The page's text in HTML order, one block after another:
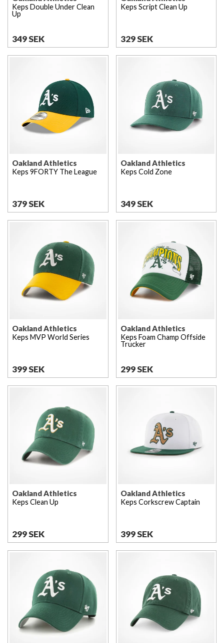
Keps Double Under Clean
Up
349 SEK
Keps Script Clean Up
329 SEK
Oakland Athletics
Keps 9FORTY The League
379 SEK
Oakland Athletics
Keps Cold Zone
349 SEK
Oakland Athletics
Keps MVP World Series
399 SEK
Oakland Athletics
Keps Foam Champ Offside
Trucker
299 SEK
Oakland Athletics
Keps Clean Up
299 SEK
Oakland Athletics
Keps Corkscrew Captain
399 SEK